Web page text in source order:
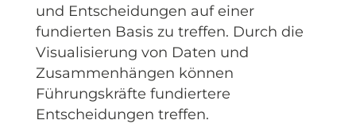
und Entscheidungen auf einer
fundierten Basis zu treffen. Durch die
Visualisierung von Daten und
Zusammenhängen können
Führungskräfte fundiertere
Entscheidungen treffen.